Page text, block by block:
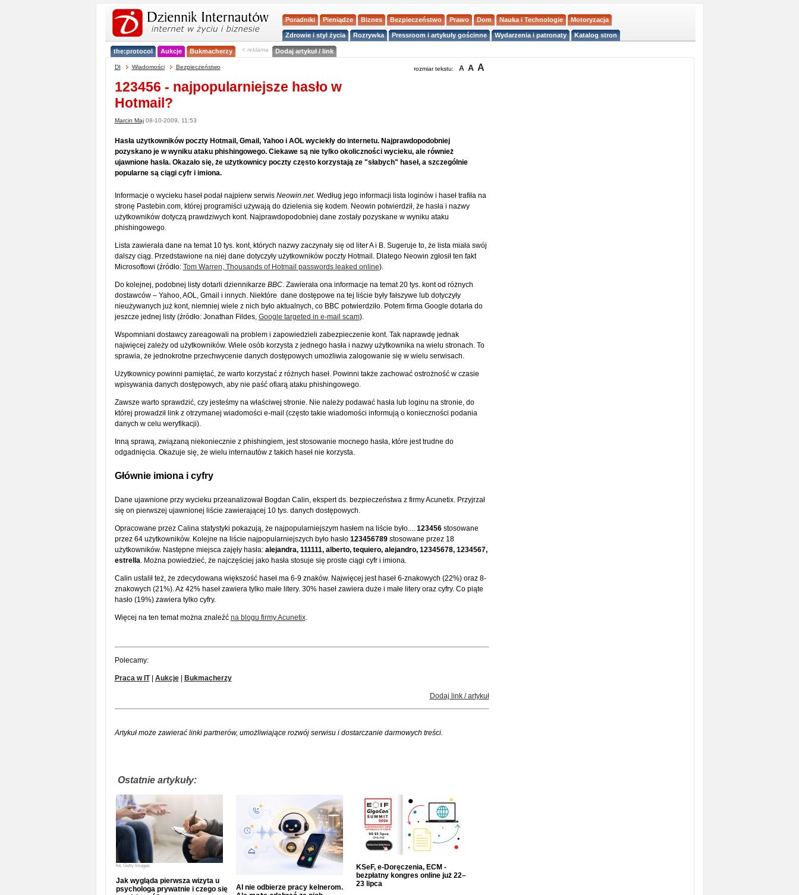
Poradniki Pieniądze Biznes Bezpieczeństwo Prawo Dom Nauka i Technologie Motoryzacja
Zdrowie i styl życia Rozrywka Pressroom i artykuły gościnne Wydarzenia i patronaty Katalog stron
the:protocol Aukcje Bukmacherzy < reklama Dodaj artykuł / link
DI Wiadomości Bezpieczeństwo rozmiar tekstu: A A A
123456 - najpopularniejsze hasło w
Hotmail?
Marcin Maj08-10-2009, 11:53
Hasła użytkowników poczty Hotmail, Gmail, Yahoo i AOL wyciekły do internetu. Najprawdopodobniej
pozyskano je w wyniku ataku phishingowego. Ciekawe są nie tylko okoliczności wycieku, ale również
ujawnione hasła. Okazało się, że użytkownicy poczty często korzystają ze "słabych" haseł, a szczególnie
popularne są ciągi cyfr i imiona.
Informacje o wycieku haseł podał najpierw serwis Neowin.net. Według jego informacji lista loginów i haseł trafiła na
stronę Pastebin.com, której programiści używają do dzielenia się kodem. Neowin potwierdził, że hasła i nazwy
użytkowników dotyczą prawdziwych kont. Najprawdopodobniej dane zostały pozyskane w wyniku ataku
phishingowego.
Lista zawierała dane na temat 10 tys. kont, których nazwy zaczynały się od liter A i B. Sugeruje to, że lista miała swój
dalszy ciąg. Przedstawione na niej dane dotyczyły użytkowników poczty Hotmail. Dlatego Neowin zgłosił ten fakt
Microsoftowi (źródło: Tom Warren, Thousands of Hotmail passwords leaked online).
Do kolejnej, podobnej listy dotarli dziennikarze BBC. Zawierała ona informacje na temat 20 tys. kont od różnych
dostawców – Yahoo, AOL, Gmail i innych. Niektóre dane dostępowe na tej liście były fałszywe lub dotyczyły
nieużywanych już kont, niemniej wiele z nich było aktualnych, co BBC potwierdziło. Potem firma Google dotarła do
jeszcze jednej listy (źródło: Jonathan Fildes, Google targeted in e-mail scam).
Wspomniani dostawcy zareagowali na problem i zapowiedzieli zabezpieczenie kont. Tak naprawdę jednak
najwięcej zależy od użytkowników. Wiele osób korzysta z jednego hasła i nazwy użytkownika na wielu stronach. To
sprawia, że jednokrotne przechwycenie danych dostępowych umożliwia zalogowanie się w wielu serwisach.
Użytkownicy powinni pamiętać, że warto korzystać z różnych haseł. Powinni także zachować ostrożność w czasie
wpisywania danych dostępowych, aby nie paść ofiarą ataku phishingowego.
Zawsze warto sprawdzić, czy jesteśmy na właściwej stronie. Nie należy podawać hasła lub loginu na stronie, do
której prowadził link z otrzymanej wiadomości e-mail (często takie wiadomości informują o konieczności podania
danych w celu weryfikacji).
Inną sprawą, związaną niekoniecznie z phishingiem, jest stosowanie mocnego hasła, które jest trudne do
odgadnięcia. Okazuje się, że wielu internautów z takich haseł nie korzysta.
Głównie imiona i cyfry
Dane ujawnione przy wycieku przeanalizował Bogdan Calin, ekspert ds. bezpieczeństwa z firmy Acunetix. Przyjrzał
się on pierwszej ujawnionej liście zawierającej 10 tys. danych dostępowych.
Opracowane przez Calina statystyki pokazują, że najpopularniejszym hasłem na liście było.... 123456stosowane
przez 64 użytkowników. Kolejne na liście najpopularniejszych było hasło 123456789stosowane przez 18
użytkowników. Następne miejsca zajęły hasła: alejandra, 111111, alberto, tequiero, alejandro, 12345678, 1234567,
estrella. Można powiedzieć, że najczęściej jako hasła stosuje się proste ciągi cyfr i imiona.
Calin ustalił też, że zdecydowana większość haseł ma 6-9 znaków. Najwięcej jest haseł 6-znakowych (22%) oraz 8-
znakowych (21%). Aż 42% haseł zawiera tylko małe litery. 30% haseł zawiera duże i małe litery oraz cyfry. Co piąte
hasło (19%) zawiera tylko cyfry.
Więcej na ten temat można znaleźć na blogu firmy Acunetix.
Polecamy:
Praca w IT| Aukcje| Bukmacherzy
Dodaj link / artykuł
Artykuł może zawierać linki partnerów, umożliwiające rozwój serwisu i dostarczanie darmowych treści.
Ostatnie artykuły:
fot. Getty Images
Jak wygląda pierwsza wizyta u
psychologa prywatnie i czego się
AI nie odbierze pracy kelnerom.
KSeF, e-Doręczenia, ECM -
bezpłatny kongres online już 22–
23 lipca